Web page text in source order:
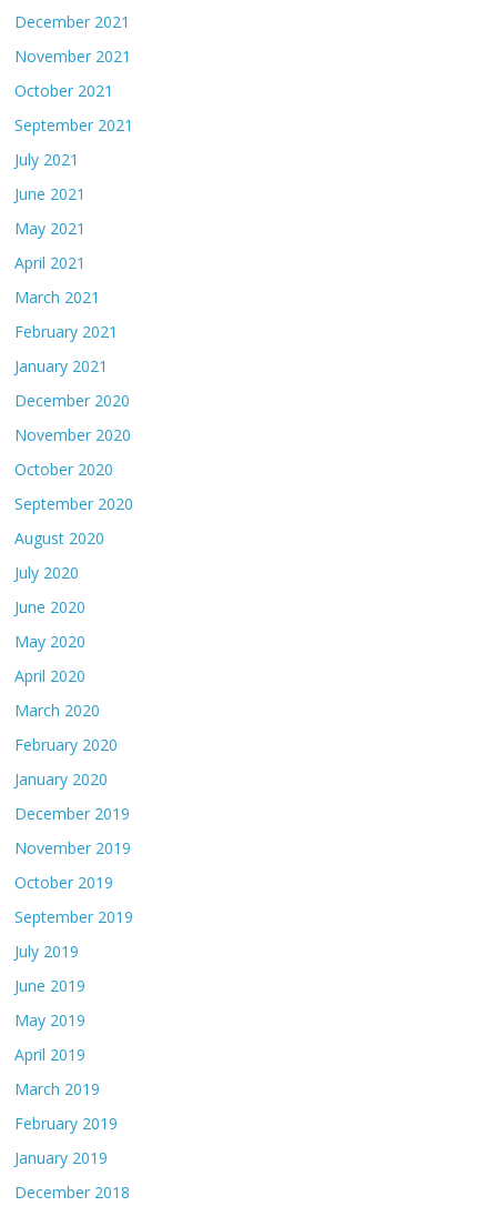
December 2021
November 2021
October 2021
September 2021
July 2021
June 2021
May 2021
April 2021
March 2021
February 2021
January 2021
December 2020
November 2020
October 2020
September 2020
August 2020
July 2020
June 2020
May 2020
April 2020
March 2020
February 2020
January 2020
December 2019
November 2019
October 2019
September 2019
July 2019
June 2019
May 2019
April 2019
March 2019
February 2019
January 2019
December 2018